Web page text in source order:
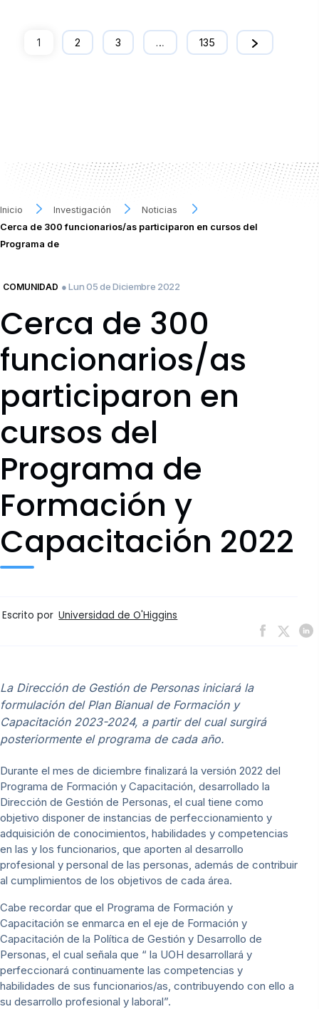
1 2 3 … 135
Inicio Investigación
Noticias
Cerca de 300 funcionarios/as participaron en cursos del
Programa de
COMUNIDAD ● Lun 05 de Diciembre 2022
Cerca de 300
funcionarios/as
participaron en
cursos del
Programa de
Formación y
Capacitación 2022
Escrito por Universidad de O'Higgins
La Dirección de Gestión de Personas iniciará la
formulación del Plan Bianual de Formación y
Capacitación 2023-2024, a partir del cual surgirá
posteriormente el programa de cada año.
Durante el mes de diciembre finalizará la versión 2022 del
Programa de Formación y Capacitación, desarrollado la
Dirección de Gestión de Personas, el cual tiene como
objetivo disponer de instancias de perfeccionamiento y
adquisición de conocimientos, habilidades y competencias
en las y los funcionarios, que aporten al desarrollo
profesional y personal de las personas, además de contribuir
al cumplimientos de los objetivos de cada área.
Cabe recordar que el Programa de Formación y
Capacitación se enmarca en el eje de Formación y
Capacitación de la Política de Gestión y Desarrollo de
Personas, el cual señala que “ la UOH desarrollará y
perfeccionará continuamente las competencias y
habilidades de sus funcionarios/as, contribuyendo con ello a
su desarrollo profesional y laboral”.